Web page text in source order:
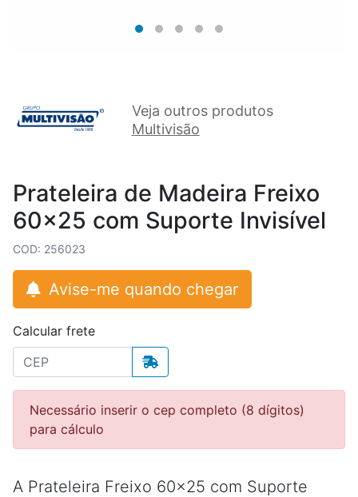
Veja outros produtos
Multivisão
Prateleira de Madeira Freixo
60x25 com Suporte Invisível
COD: 256023
Avise-me quando chegar
Calcular frete
Necessário inserir o cep completo (8 dígitos)
para cálculo
A Prateleira Freixo 60x25 com Suporte